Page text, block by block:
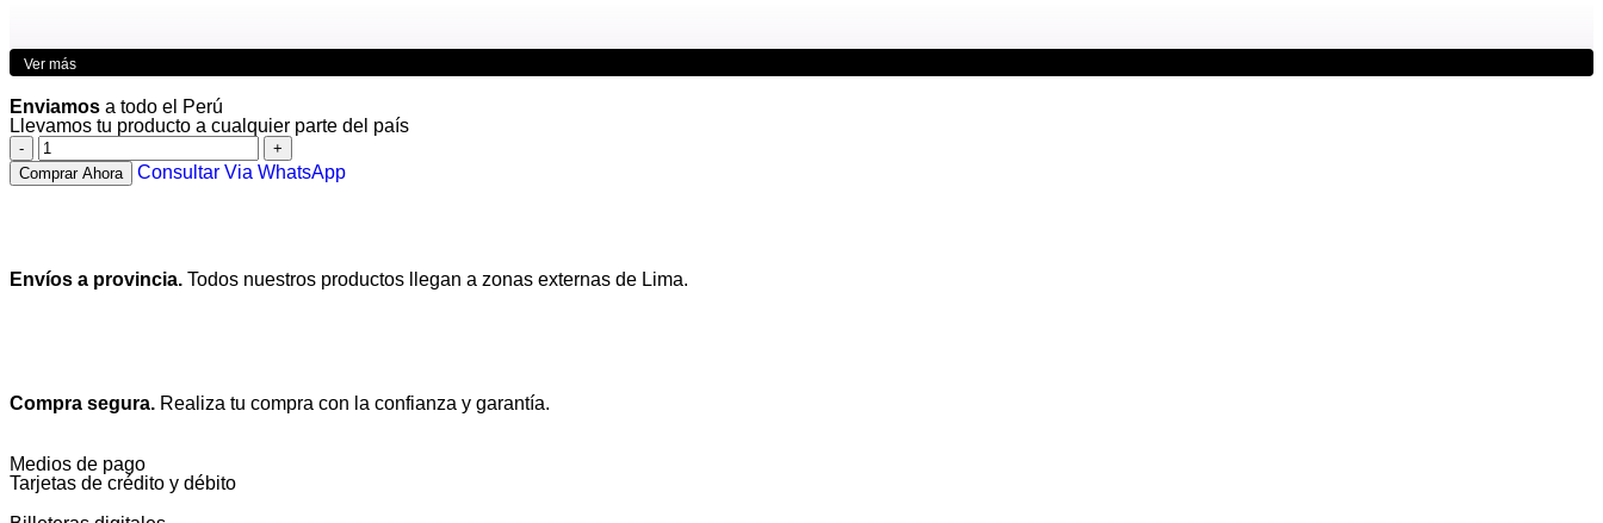
Ver más
Enviamos a todo el Perú
Llevamos tu producto a cualquier parte del país
Comprar Ahora Consultar Via WhatsApp
Envíos a provincia. Todos nuestros productos llegan a zonas externas de Lima.
Compra segura. Realiza tu compra con la confianza y garantía.
Medios de pago
Tarjetas de crédito y débito